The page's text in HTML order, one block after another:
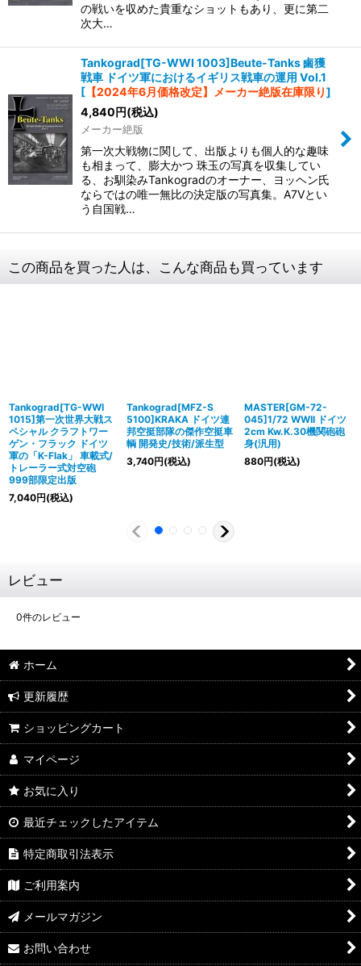
の戦いを収めた貴重なショットもあり、更に第二
次大…
Tankograd[TG-WWI 1003]Beute-Tanks 鹵獲
戦車 ドイツ軍におけるイギリス戦車の運用 Vol.1
[ 【2024年6月価格改定】メーカー絶版在庫限り]
4,840円(税込)
メーカー絶版
第一次大戦物に関して、出版よりも個人的な趣味
も相まって、膨大かつ 珠玉の写真を収集してい
る、お馴染みTankogradのオーナー、ヨッヘン氏
ならではの唯一無比の決定版の写真集。A7Vとい
う自国戦…
この商品を買った人は、こんな商品も買っています
Tankograd[TG-WWI
1015]第一次世界大戦ス
ペシャル クラフトワー
ゲン・フラック ドイツ
軍の「K-Flak」 車載式/
トレーラー式対空砲
999部限定出版
7,040円(税込)
Tankograd[MFZ-S
5100]KRAKA ドイツ連
邦空挺部隊の傑作空挺車
輌 開発史/技術/派生型
3,740円(税込)
MASTER[GM-72-
045]1/72 WWII ドイツ
2cm Kw.K.30機関砲砲
身(汎用)
880円(税込)
レビュー
0件のレビュー
ホーム
更新履歴
ショッピングカート
マイページ
お気に入り
最近チェックしたアイテム
特定商取引法表示
ご利用案内
メールマガジン
お問い合わせ